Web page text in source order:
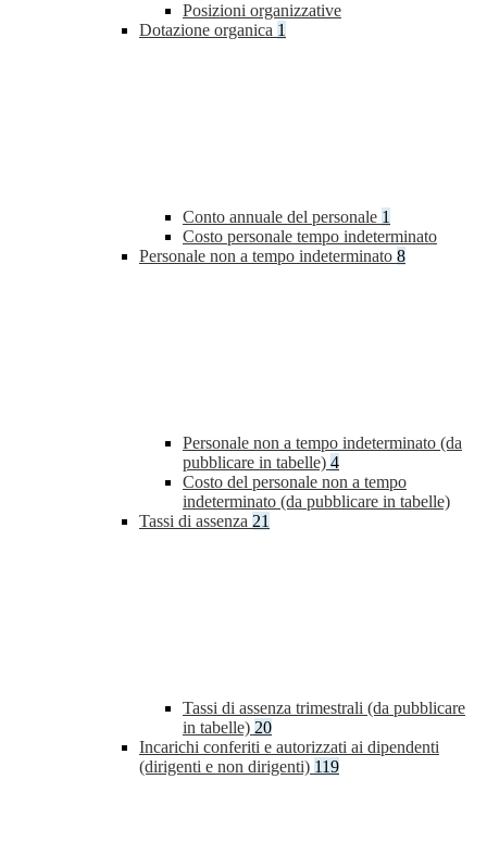
Posizioni organizzative
Dotazione organica 1
Conto annuale del personale 1
Costo personale tempo indeterminato
Personale non a tempo indeterminato 8
Personale non a tempo indeterminato (da
pubblicare in tabelle) 4
Costo del personale non a tempo
indeterminato (da pubblicare in tabelle)
Tassi di assenza 21
Tassi di assenza trimestrali (da pubblicare
in tabelle) 20
Incarichi conferiti e autorizzati ai dipendenti
(dirigenti e non dirigenti) 119